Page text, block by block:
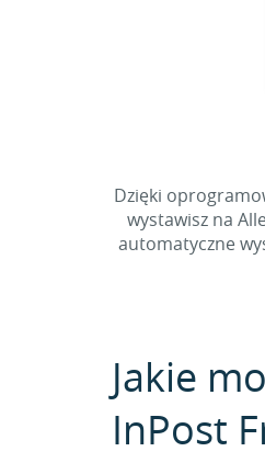
Dzięki
wystawisz na
automatyczne
Jakie
InPost